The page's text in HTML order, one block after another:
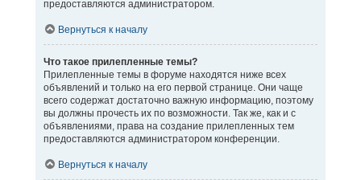
предоставляются администратором.
Вернуться к началу
Что такое прилепленные темы?
Прилепленные темы в форуме находятся ниже всех
объявлений и только на его первой странице. Они чаще
всего содержат достаточно важную информацию, поэтому
вы должны прочесть их по возможности. Так же, как и с
объявлениями, права на создание прилепленных тем
предоставляются администратором конференции.
Вернуться к началу